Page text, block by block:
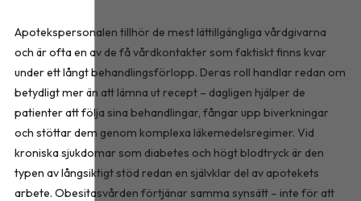
Apotekspersonalen tillhör de mest lättillgängliga vårdgivarna
och är ofta en av de få vårdkontakter som faktiskt finns kvar
under ett långt behandlingsförlopp. Deras roll handlar redan om
betydligt mer än att lämna ut recept – dagligen hjälper de
patienter att följa sina behandlingar, fångar upp biverkningar
och stöttar dem genom komplexa läkemedelsregimer. Vid
kroniska sjukdomar som diabetes och högt blodtryck är den
typen av långsiktigt stöd redan en självklar del av apotekets
arbete. Obesitasvården förtjänar samma synsätt – inte för att